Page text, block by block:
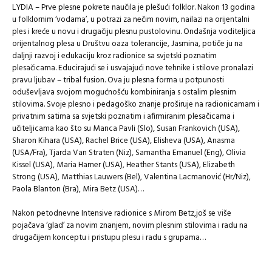
LYDIA – Prve plesne pokrete naučila je plešući folklor. Nakon 13 godina
u folklornim ‘vodama’, u potrazi za nečim novim, nailazi na orijentalni
ples i kreće u novu i drugačiju plesnu pustolovinu. Ondašnja voditeljica
orijentalnog plesa u Društvu oaza tolerancije, Jasmina, potiče ju na
daljnji razvoj i edukaciju kroz radionice sa svjetski poznatim
plesačicama. Educirajući se i usvajajući nove tehnike i stilove pronalazi
pravu ljubav – tribal fusion. Ova ju plesna forma u potpunosti
oduševljava svojom mogućnošću kombiniranja s ostalim plesnim
stilovima. Svoje plesno i pedagoško znanje proširuje na radionicamam i
privatnim satima sa svjetski poznatim i afirmiranim plesačicama i
učiteljicama kao što su Manca Pavli (Slo), Susan Frankovich (USA),
Sharon Kihara (USA), Rachel Brice (USA), Elisheva (USA), Anasma
(USA/Fra), Tjarda Van Straten (Niz), Samantha Emanuel (Eng), Olivia
Kissel (USA), Maria Hamer (USA), Heather Stants (USA), Elizabeth
Strong (USA), Matthias Lauwers (Bel), Valentina Lacmanović (Hr/Niz),
Paola Blanton (Bra), Mira Betz (USA)…
Nakon petodnevne Intensive radionice s Mirom Betz,još se više
pojačava ‘glad’ za novim znanjem, novim plesnim stilovima i radu na
drugačijem konceptu i pristupu plesu i radu s grupama…